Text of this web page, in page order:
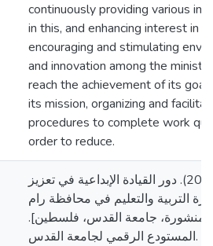
continuously providing various
in this, and enhancing interest in
encouraging and stimulating
and innovation among the
reach the achievement of its
its mission, organizing and
procedures to complete work
order to reduce.
اقرع، منور صالح. (2022). دور القيادة الإبداعية في تعزيز
التربية والتعليم في محافظة رام
منشورة، جامعة القدس، فلسطين].
المستودع الرقمي لجامعة القدس. https://arab-